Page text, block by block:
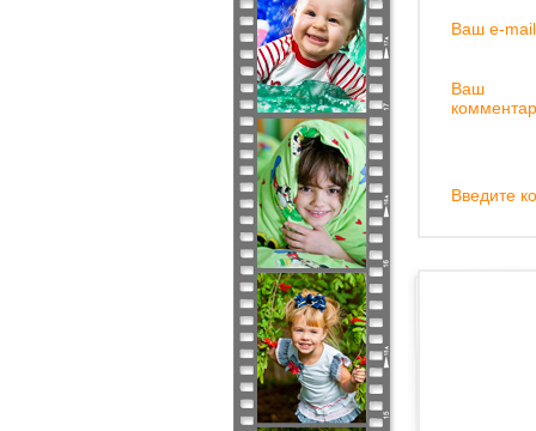
Ваш e-
Ваш
Введите